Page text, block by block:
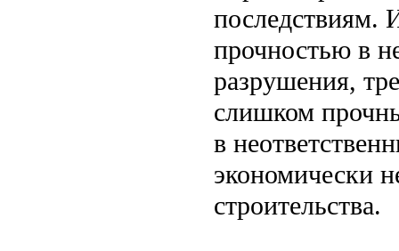
последствиям.
прочностью в
разрушения,
слишком
в
экономически
строительства.